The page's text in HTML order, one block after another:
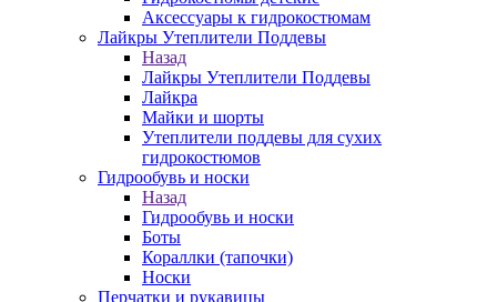
Аксессуары к гидрокостюмам
Лайкры Утеплители Поддевы
Назад
Лайкры Утеплители Поддевы
Лайкра
Майки и шорты
Утеплители поддевы для сухих
гидрокостюмов
Гидрообувь и носки
Назад
Гидрообувь и носки
Боты
Кораллки (тапочки)
Носки
Перчатки и рукавицы